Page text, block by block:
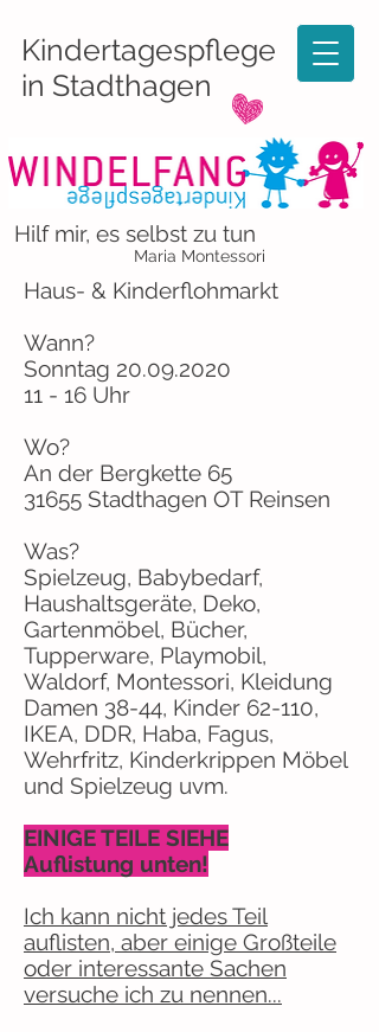
Kindertagespflege
in Stadthagen
Hilf mir, es selbst zu tun
Maria Montessori
Haus- & Kinderflohmarkt
Wann?
Sonntag 20.09.2020
11 - 16 Uhr
Wo?
An der Bergkette 65
31655 Stadthagen OT Reinsen
Was?
Spielzeug, Babybedarf,
Haushaltsgeräte, Deko,
Gartenmöbel, Bücher,
Tupperware, Playmobil,
Waldorf, Montessori, Kleidung
Damen 38-44, Kinder 62-110,
IKEA, DDR, Haba, Fagus,
Wehrfritz, Kinderkrippen Möbel
und Spielzeug uvm.
EINIGE TEILE SIEHE
Auflistung unten!
Ich kann nicht jedes Teil
auflisten, aber einige Großteile
oder interessante Sachen
versuche ich zu nennen...